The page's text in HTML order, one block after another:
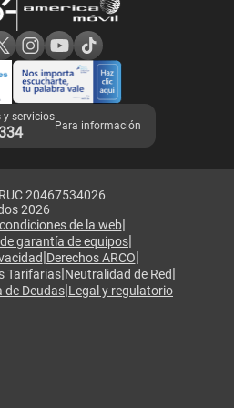
Claro
y servicios
Para información
20467534026
2026
de la web|
garantía de equipos|
|Derechos ARCO|
Tarifarias|Neutralidad de Red|
de Deudas|Legal y regulatorio